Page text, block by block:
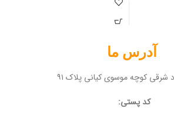
آدرس ما
کد پستی: